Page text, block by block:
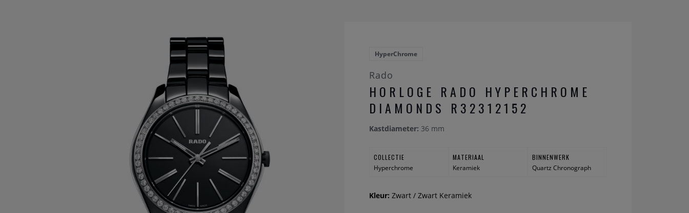
HyperChrome
Rado
HORLOGE RADO HYPERCHROME
DIAMONDS R32312152
Kastdiameter: 36 mm
COLLECTIE
Hyperchrome
MATERIAAL
Keramiek
BINNENWERK
Quartz Chronograph
Kleur: Zwart / Zwart Keramiek